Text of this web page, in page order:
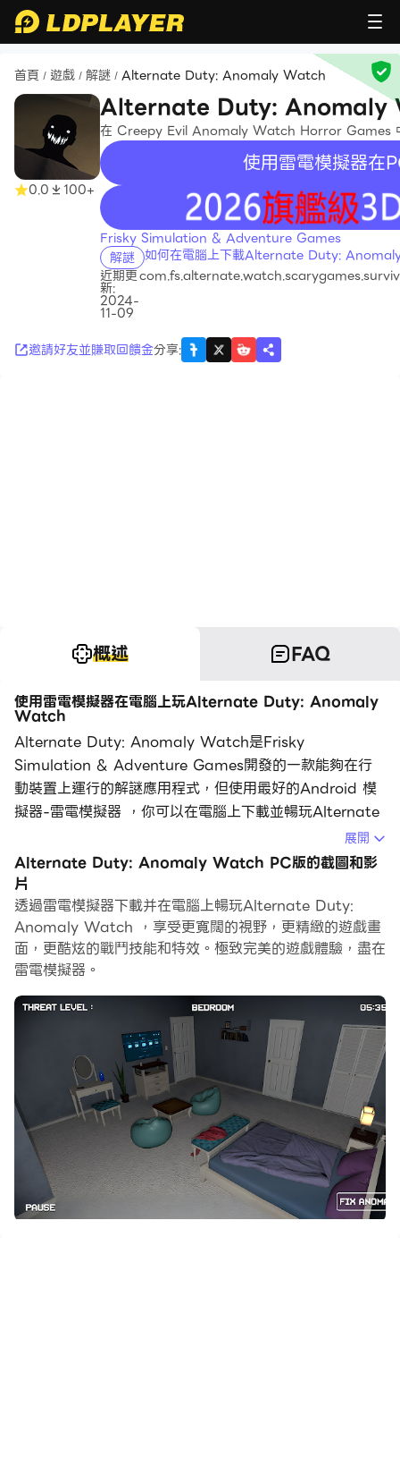
首頁 / 遊戲 / 解謎 / Alternate Duty: Anomaly Watch
0.0 100+
Alternate Duty: Anomaly
在 Creepy Evil Anomaly Watch Horror Games
使用雷電模擬器在
recommend
Frisky Simulation & Adventure Games
解謎 如何在電腦上下載Alternate Duty:
近期更
新:
2024-
11-09
邀請好友並賺取回饋金分享:
概述 FAQ
使用雷電模擬器在電腦上玩Alternate Duty: Anomaly
Watch
Alternate Duty: Anomaly Watch是Frisky
Simulation & Adventure Games開發的一款能夠在行
動裝置上運行的解謎應用程式，但使用最好的Android 模
擬器-雷電模擬器 ，你可以在電腦上下載並暢玩Alternate
在電腦上運行Alternate Duty: Anomaly Watch，您可
以在大螢幕上清晰地瀏覽, 而用滑鼠和鍵盤操控應用程式比
用觸摸屏鍵盤要快得多，同時你將永遠不必擔心設備的電量
問題。
通過多開和同步功能，你甚至可以在PC上運行多個應用程
式和帳戶。
而文件互傳功能讓分享圖像、影片和文件也變得非常容易。
下載Alternate Duty: Anomaly Watch並在PC上運行。
享受PC端的大螢幕和高畫質畫質吧!
歡迎來到「交替職責：異常觀察」恐怖遊戲。
《Alternate Watch》是一款令人恐懼的恐怖遊戲，圍繞
著許多監視器捕捉到的令人不安的事件。
展開
Alternate Duty: Anomaly Watch PC版的截圖和影
片
透過雷電模擬器下載并在電腦上暢玩Alternate Duty:
Anomaly Watch ，享受更寬闊的視野，更精緻的遊戲畫
面，更酷炫的戰鬥技能和特效。極致完美的遊戲體驗，盡在
雷電模擬器。